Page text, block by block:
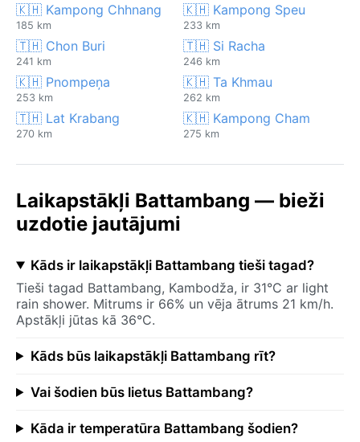
🇰🇭 Kampong Chhnang
185 km
🇰🇭 Kampong Speu
233 km
🇹🇭 Chon Buri
241 km
🇹🇭 Si Racha
246 km
🇰🇭 Pnompeņa
253 km
🇰🇭 Ta Khmau
262 km
🇹🇭 Lat Krabang
270 km
🇰🇭 Kampong Cham
275 km
Laikapstākļi Battambang — bieži
uzdotie jautājumi
Kāds ir laikapstākļi Battambang tieši tagad?
Tieši tagad Battambang, Kambodža, ir 31°C ar light
rain shower. Mitrums ir 66% un vēja ātrums 21 km/h.
Apstākļi jūtas kā 36°C.
Kāds būs laikapstākļi Battambang rīt?
Vai šodien būs lietus Battambang?
Kāda ir temperatūra Battambang šodien?